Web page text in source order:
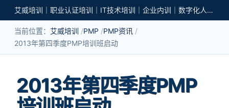
艾威培训｜职业认证培训｜IT技术培训｜企业内训｜数字化人才培养
当前位置： 艾威培训 PMP
PMP资讯
2013年第四季度PMP培训班启动
2013年第四季度PMP